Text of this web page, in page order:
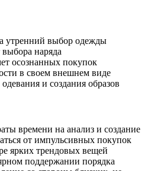
утренний выбор одежды
наряда
осознанных покупок
в своем внешнем виде
и создания образов
времени на анализ и создание
от импульсивных покупок
ярких трендовых вещей
поддержании порядка